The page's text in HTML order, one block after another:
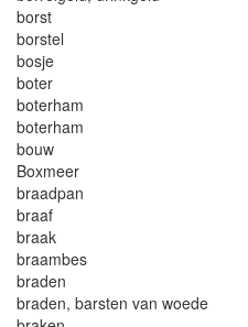
borst
borstel
bosje
boter
boterham
boterham
bouw
Boxmeer
braadpan
braaf
braak
braambes
braden
braden, barsten van woede